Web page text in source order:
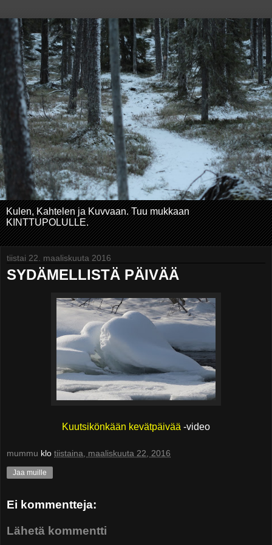
Kulen, Kahtelen ja Kuvvaan. Tuu mukkaan
KINTTUPOLULLE.
tiistai 22. maaliskuuta 2016
SYDÄMELLISTÄ PÄIVÄÄ
Kuutsikönkään kevätpäivää -video
mummu klo tiistaina, maaliskuuta 22, 2016
Jaa muille
Ei kommentteja:
Lähetä kommentti